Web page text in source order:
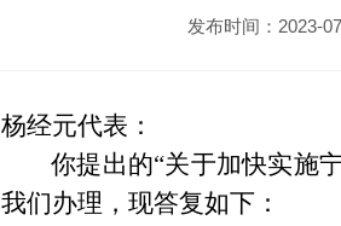
发布时间：2023-
杨经元代表：
你提出的“关于加快实施
我们办理，现答复如下：